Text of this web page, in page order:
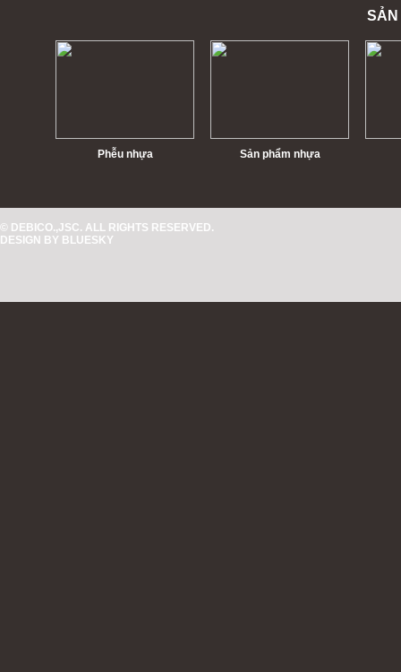
SẢN
Phễu nhựa Sản phẩm nhựa
© DEBICO.,JSC. ALL RIGHTS RESERVED.
DESIGN BY BLUESKY